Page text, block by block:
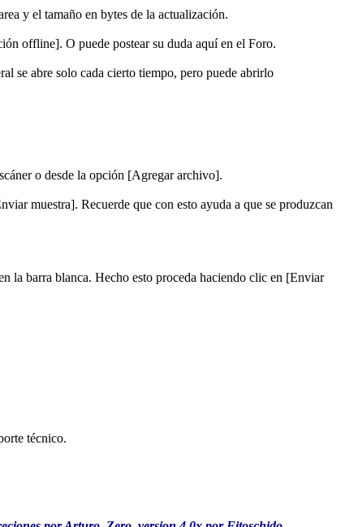
y el tamaño en bytes de la actualización.
offline]. O puede postear su duda aquí en el Foro.
se abre solo cada cierto tiempo, pero puede abrirlo
o desde la opción [Agregar archivo].
muestra]. Recuerde que con esto ayuda a que se produzcan
la barra blanca. Hecho esto proceda haciendo clic en [Enviar
técnico.